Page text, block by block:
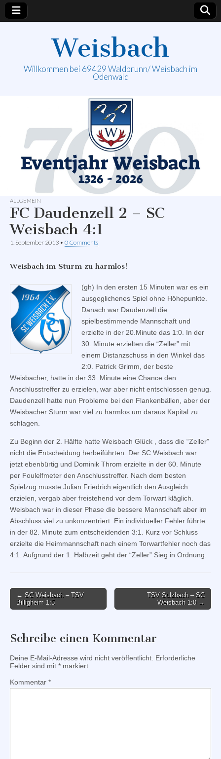
Weisbach
Willkommen bei 69429 Waldbrunn/ Weisbach im
Odenwald
ALLGEMEIN
FC Daudenzell 2 – SC
Weisbach 4:1
1. September 2013 • 0 Comments
Weisbach im Sturm zu harmlos!
(gh) In den ersten 15 Minuten war es ein
ausgeglichenes Spiel ohne Höhepunkte.
Danach war Daudenzell die
spielbestimmende Mannschaft und
erzielte in der 20.Minute das 1:0. In der
30. Minute erzielten die “Zeller” mit
einem Distanzschuss in den Winkel das
2:0. Patrick Grimm, der beste
Weisbacher, hatte in der 33. Minute eine Chance den
Anschlusstreffer zu erzielen, war aber nicht entschlossen genug.
Daudenzell hatte nun Probleme bei den Flankenbällen, aber der
Weisbacher Sturm war viel zu harmlos um daraus Kapital zu
schlagen.
Zu Beginn der 2. Hälfte hatte Weisbach Glück , dass die “Zeller”
nicht die Entscheidung herbeiführten. Der SC Weisbach war
jetzt ebenbürtig und Dominik Throm erzielte in der 60. Minute
per Foulelfmeter den Anschlusstreffer. Nach dem besten
Spielzug musste Julian Friedrich eigentlich den Ausgleich
erzielen, vergab aber freistehend vor dem Torwart kläglich.
Weisbach war in dieser Phase die bessere Mannschaft aber im
Abschluss viel zu unkonzentriert. Ein individueller Fehler führte
in der 82. Minute zum entscheidenden 3:1. Kurz vor Schluss
erzielte die Heimmannschaft nach einem Torwartfehler noch das
4:1. Aufgrund der 1. Halbzeit geht der “Zeller” Sieg in Ordnung.
Post
navigation
← SC Weisbach – TSV
Billigheim 1:5
TSV Sulzbach – SC
Weisbach 1:0 →
Schreibe einen Kommentar
Deine E-Mail-Adresse wird nicht veröffentlicht. Erforderliche
Felder sind mit * markiert
Kommentar *